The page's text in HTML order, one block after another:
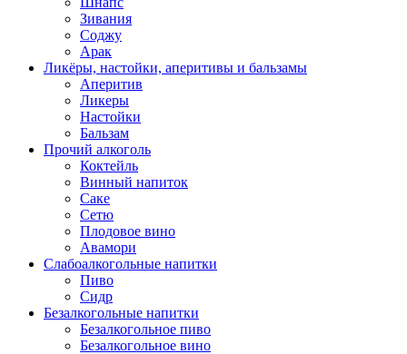
Зивания
Соджу
Арак
Ликёры, настойки, аперитивы и бальзамы
Аперитив
Ликеры
Настойки
Бальзам
Прочий алкоголь
Коктейль
Винный напиток
Саке
Сетю
Плодовое вино
Авамори
Слабоалкогольные напитки
Пиво
Сидр
Безалкогольные напитки
Безалкогольное пиво
Безалкогольное вино